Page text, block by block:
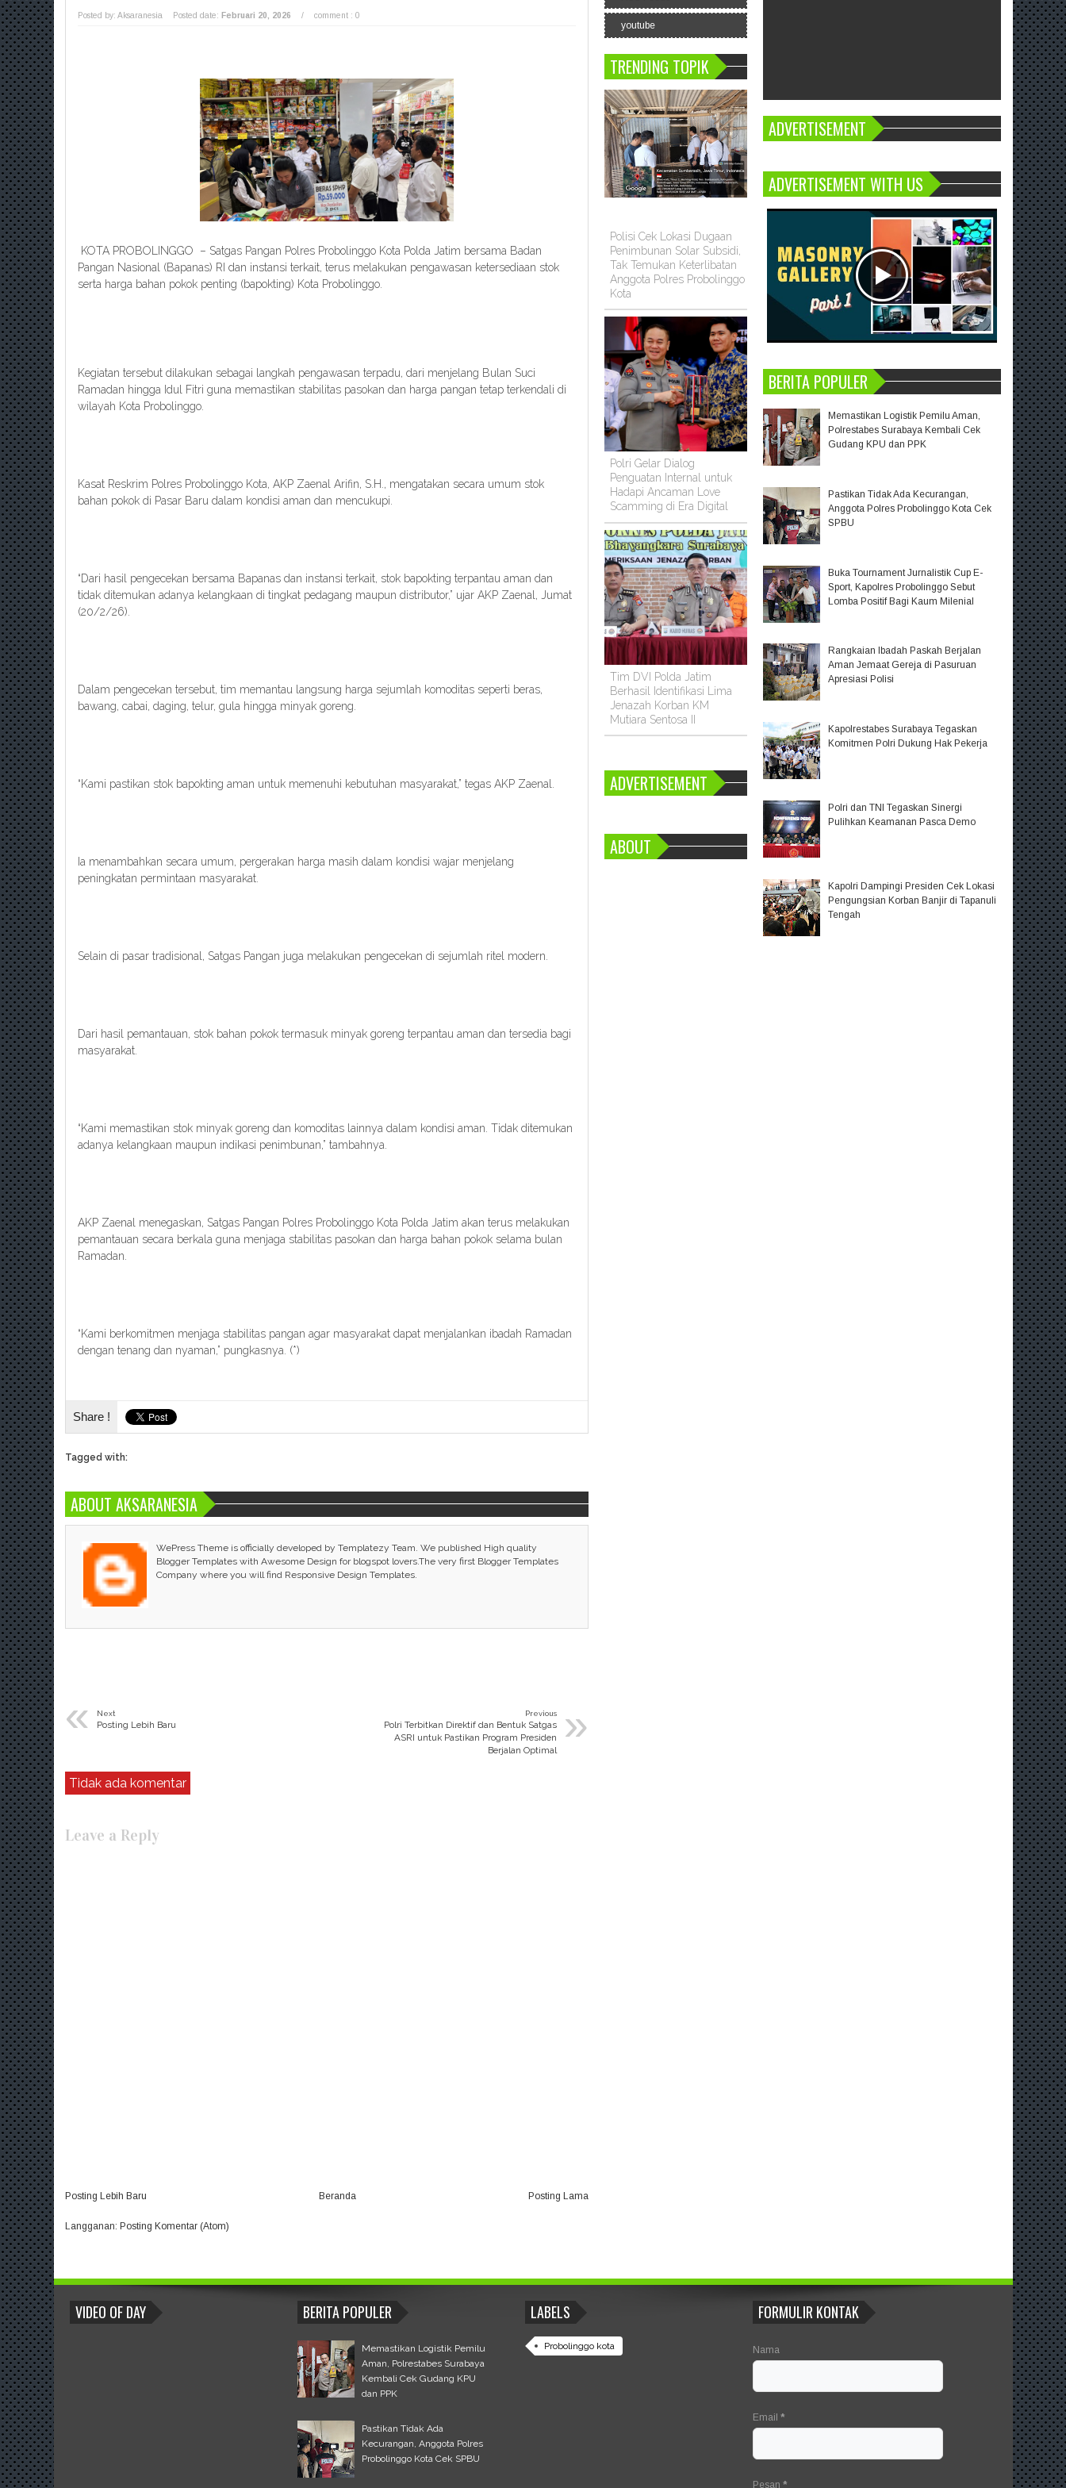
Posted by: Aksaranesia Posted date: Februari 20, 2026 / comment : 0
KOTA PROBOLINGGO – Satgas Pangan Polres Probolinggo Kota Polda Jatim bersama Badan
Pangan Nasional (Bapanas) RI dan instansi terkait, terus melakukan pengawasan ketersediaan stok
serta harga bahan pokok penting (bapokting) Kota Probolinggo.
Kegiatan tersebut dilakukan sebagai langkah pengawasan terpadu, dari menjelang Bulan Suci
Ramadan hingga Idul Fitri guna memastikan stabilitas pasokan dan harga pangan tetap terkendali di
wilayah Kota Probolinggo.
Kasat Reskrim Polres Probolinggo Kota, AKP Zaenal Arifin, S.H., mengatakan secara umum stok
bahan pokok di Pasar Baru dalam kondisi aman dan mencukupi.
“Dari hasil pengecekan bersama Bapanas dan instansi terkait, stok bapokting terpantau aman dan
tidak ditemukan adanya kelangkaan di tingkat pedagang maupun distributor,” ujar AKP Zaenal, Jumat
(20/2/26).
Dalam pengecekan tersebut, tim memantau langsung harga sejumlah komoditas seperti beras,
bawang, cabai, daging, telur, gula hingga minyak goreng.
“Kami pastikan stok bapokting aman untuk memenuhi kebutuhan masyarakat,” tegas AKP Zaenal.
Ia menambahkan secara umum, pergerakan harga masih dalam kondisi wajar menjelang
peningkatan permintaan masyarakat.
Selain di pasar tradisional, Satgas Pangan juga melakukan pengecekan di sejumlah ritel modern.
Dari hasil pemantauan, stok bahan pokok termasuk minyak goreng terpantau aman dan tersedia bagi
masyarakat.
“Kami memastikan stok minyak goreng dan komoditas lainnya dalam kondisi aman. Tidak ditemukan
adanya kelangkaan maupun indikasi penimbunan,” tambahnya.
AKP Zaenal menegaskan, Satgas Pangan Polres Probolinggo Kota Polda Jatim akan terus melakukan
pemantauan secara berkala guna menjaga stabilitas pasokan dan harga bahan pokok selama bulan
Ramadan.
“Kami berkomitmen menjaga stabilitas pangan agar masyarakat dapat menjalankan ibadah Ramadan
dengan tenang dan nyaman,” pungkasnya. (*)
Share !
Tagged with:
ABOUT AKSARANESIA
WePress Theme is officially developed by Templatezy Team. We published High quality
Blogger Templates with Awesome Design for blogspot lovers.The very first Blogger Templates
Company where you will find Responsive Design Templates.
« Next
Posting Lebih Baru »
Previous
Polri Terbitkan Direktif dan Bentuk Satgas
ASRI untuk Pastikan Program Presiden
Berjalan Optimal
Tidak ada komentar
Leave a Reply
Posting Lebih Baru Posting Lama
Beranda
Langganan: Posting Komentar (Atom)
youtube
TRENDING TOPIK
Polisi Cek Lokasi Dugaan
Penimbunan Solar Subsidi,
Tak Temukan Keterlibatan
Anggota Polres Probolinggo
Kota
Polri Gelar Dialog
Penguatan Internal untuk
Hadapi Ancaman Love
Scamming di Era Digital
Tim DVI Polda Jatim
Berhasil Identifikasi Lima
Jenazah Korban KM
Mutiara Sentosa II
ADVERTISEMENT
ABOUT
ADVERTISEMENT
ADVERTISEMENT WITH US
BERITA POPULER
Memastikan Logistik Pemilu Aman,
Polrestabes Surabaya Kembali Cek
Gudang KPU dan PPK
Pastikan Tidak Ada Kecurangan,
Anggota Polres Probolinggo Kota Cek
SPBU
Buka Tournament Jurnalistik Cup E-
Sport, Kapolres Probolinggo Sebut
Lomba Positif Bagi Kaum Milenial
Rangkaian Ibadah Paskah Berjalan
Aman Jemaat Gereja di Pasuruan
Apresiasi Polisi
Kapolrestabes Surabaya Tegaskan
Komitmen Polri Dukung Hak Pekerja
Polri dan TNI Tegaskan Sinergi
Pulihkan Keamanan Pasca Demo
Kapolri Dampingi Presiden Cek Lokasi
Pengungsian Korban Banjir di Tapanuli
Tengah
BLOGROLL
VIDEO OF DAY BERITA POPULER
Memastikan Logistik Pemilu
Aman, Polrestabes Surabaya
Kembali Cek Gudang KPU
dan PPK
Pastikan Tidak Ada
Kecurangan, Anggota Polres
Probolinggo Kota Cek SPBU
LABELS
Probolinggo kota
FORMULIR KONTAK
Nama
Email*
Pesan*